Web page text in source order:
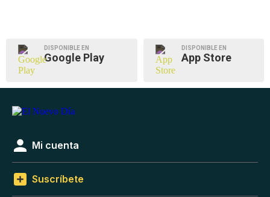
DISPONIBLE EN
Google Play
DISPONIBLE EN
App Store
Mi cuenta
Suscríbete